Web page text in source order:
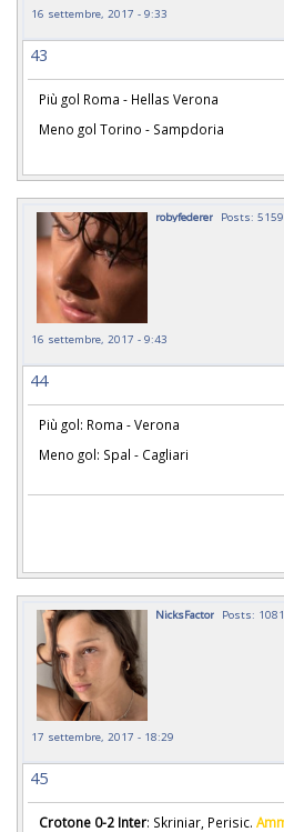
16 settembre, 2017 - 9:33
43
Più gol Roma - Hellas Verona
Meno gol Torino - Sampdoria
robyfederer Posts: 5159
16 settembre, 2017 - 9:43
44
Più gol: Roma - Verona
Meno gol: Spal - Cagliari
NicksFactor Posts:
17 settembre, 2017 - 18:29
45
Crotone 0-2 Inter: Skriniar, Perisic.